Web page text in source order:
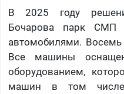
В 2025 году
Бочарова парк СМП
автомобилями.
Все машины
оборудованием,
машин в том числе